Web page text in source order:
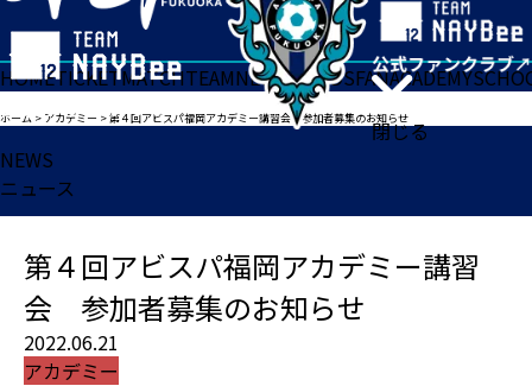
閉じる
HOMETICKETMATCHTEAMNEWSGOODSFANACADEMY
ホーム > アカデミー >第４回アビスパ福岡アカデミー講習会 参加者募集のお知らせ
NEWS
ニュース
第４回アビスパ福岡アカデミー講習
会 参加者募集のお知らせ
2022.06.21
アカデミー